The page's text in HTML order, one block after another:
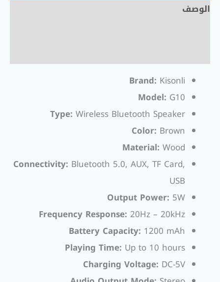
الوصف
Brand: Kisonli
Model: G10
Type: Wireless Bluetooth Speaker
Color: Brown
Material: Wood
Connectivity: Bluetooth 5.0, AUX, TF Card,
USB
Output Power: 5W
Frequency Response: 20Hz – 20kHz
Battery Capacity: 1200 mAh
Playing Time: Up to 10 hours
Charging Voltage: DC-5V